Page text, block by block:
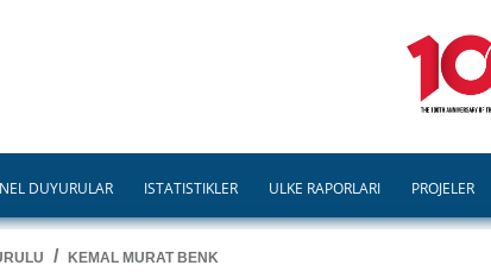
DUYURULAR İSTATİSTİKLER ÜLKE RAPORLARI PROJELER
KEMAL MURAT BENK